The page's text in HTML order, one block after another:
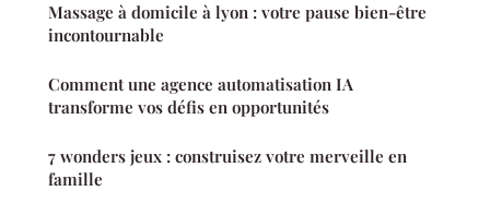
Massage à domicile à lyon : votre pause bien-être
incontournable
Comment une agence automatisation IA
transforme vos défis en opportunités
7 wonders jeux : construisez votre merveille en
famille